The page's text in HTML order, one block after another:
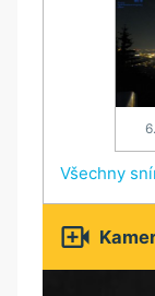
Všechny
